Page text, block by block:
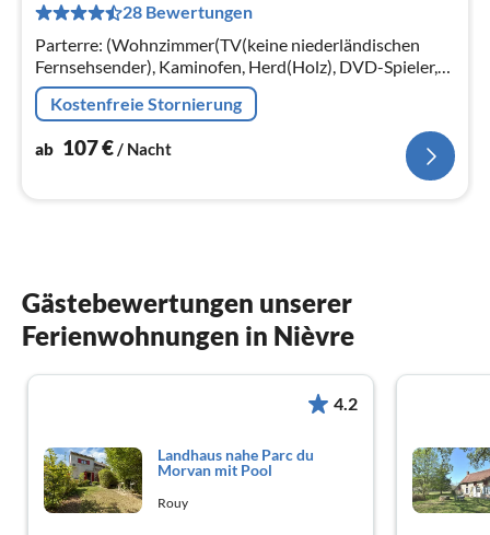
28 Bewertungen
Parterre: (Wohnzimmer(TV(keine niederländischen
Fernsehsender), Kaminofen, Herd(Holz), DVD-Spieler,
Spielkonsole)
Kostenfreie Stornierung
ab 107€/ Nacht
Gästebewertungen unserer
Ferienwohnungen in Nièvre
4.2
Landhaus nahe Parc du
Morvan mit Pool
Rouy